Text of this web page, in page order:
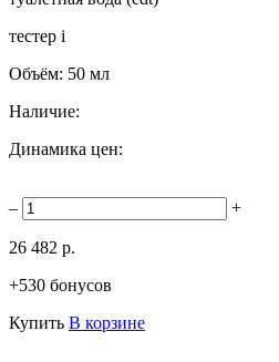
тестер i
Объём: 50 мл
Наличие:
Динамика цен:
– +
26 482 р.
+530 бонусов
Купить В корзине